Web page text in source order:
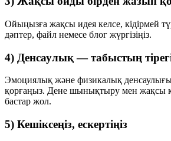
Ойыңызға жақсы идея келсе, кідірмей
дәптер, файл немесе блог жүргізіңіз.
4) Денсаулық — табыстың
Эмоциялық және физикалық
қорғаңыз. Дене шынықтыру мен жақсы
бастар жол.
5) Кешіксеңіз, ескертіңіз